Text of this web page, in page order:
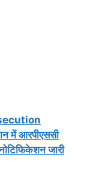
में आरपीएससी
जारी